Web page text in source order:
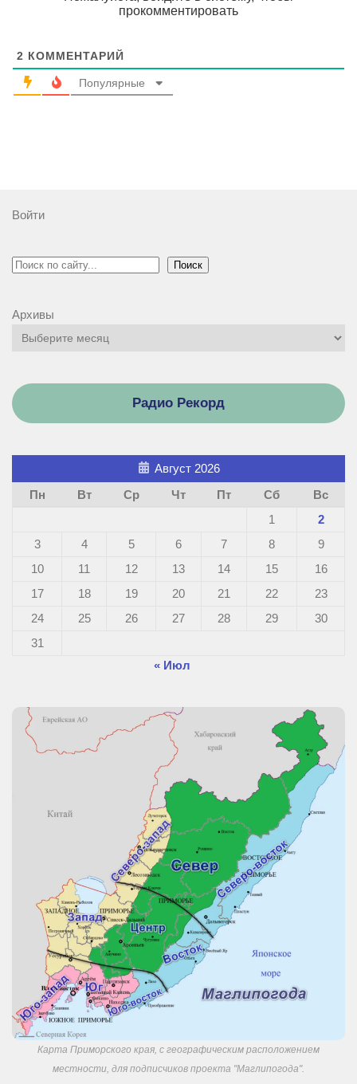
прокомментировать
2 КОММЕНТАРИЙ
Популярные
Войти
Поиск Поиск
Архивы
Радио Рекорд
Август 2026
Пн
Вт Ср Чт Пт Сб
Вс
1
2
3
4 5 6 7 8
9
10
11 12 13 14 15
16
17
18 19 20 21 22
23
24
25 26 27 28 29
30
31
« Июл
Карта Приморского края, с географическим расположением
местности, для подписчиков проекта "Маглипогода".